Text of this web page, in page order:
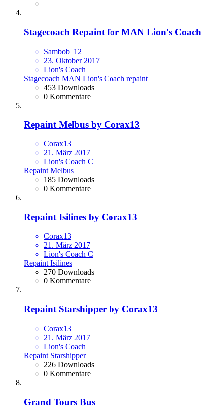
Stagecoach Repaint for MAN Lion's Coach
Sambob_12
23. Oktober 2017
Lion's Coach
Stagecoach MAN Lion's Coach repaint
453 Downloads
0 Kommentare
Repaint Melbus by Corax13
Corax13
21. März 2017
Lion's Coach C
Repaint Melbus
185 Downloads
0 Kommentare
Repaint Isilines by Corax13
Corax13
21. März 2017
Lion's Coach C
Repaint Isilines
270 Downloads
0 Kommentare
Repaint Starshipper by Corax13
Corax13
21. März 2017
Lion's Coach
Repaint Starshipper
226 Downloads
0 Kommentare
Grand Tours Bus